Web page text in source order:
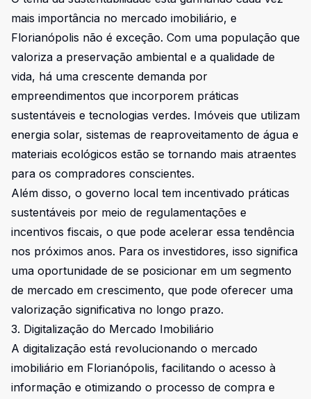
mais importância no mercado imobiliário, e
Florianópolis não é exceção. Com uma população que
valoriza a preservação ambiental e a qualidade de
vida, há uma crescente demanda por
empreendimentos que incorporem práticas
sustentáveis e tecnologias verdes. Imóveis que utilizam
energia solar, sistemas de reaproveitamento de água e
materiais ecológicos estão se tornando mais atraentes
para os compradores conscientes.
Além disso, o governo local tem incentivado práticas
sustentáveis por meio de regulamentações e
incentivos fiscais, o que pode acelerar essa tendência
nos próximos anos. Para os investidores, isso significa
uma oportunidade de se posicionar em um segmento
de mercado em crescimento, que pode oferecer uma
valorização significativa no longo prazo.
3. Digitalização do Mercado Imobiliário
A digitalização está revolucionando o mercado
imobiliário em Florianópolis, facilitando o acesso à
informação e otimizando o processo de compra e